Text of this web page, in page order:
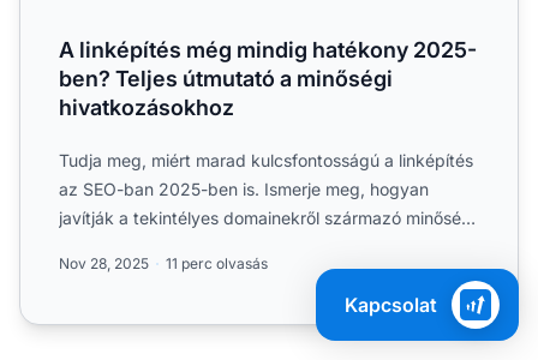
A linképítés még mindig hatékony 2025-
ben? Teljes útmutató a minőségi
hivatkozásokhoz
Tudja meg, miért marad kulcsfontosságú a linképítés
az SEO-ban 2025-ben is. Ismerje meg, hogyan
javítják a tekintélyes domainekről származó minőségi
Nov 28, 2025 11 perc olvasás
Kapcsolat